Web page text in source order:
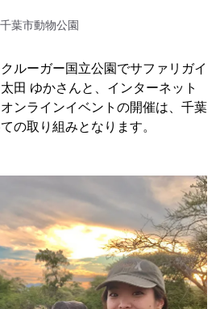
千葉市動物公園
ルーガー国立公園でサファリガイ
田 ゆかさんと、インターネット
ンラインイベントの開催は、千葉
の取り組みとなります。